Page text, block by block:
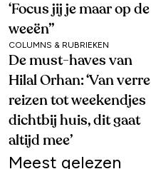
‘Focus jij je maar op de
weeën’’
COLUMNS & RUBRIEKEN
De must-haves van
Hilal Orhan: ‘Van verre
reizen tot weekendjes
dichtbij huis, dit gaat
altijd mee’
Meest gelezen